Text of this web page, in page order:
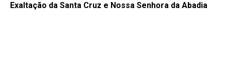
Exaltação da Santa Cruz e Nossa Senhora da Abadia